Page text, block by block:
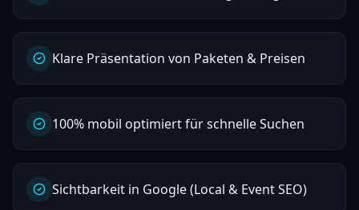
Klare Präsentation von Paketen & Preisen
100% mobil optimiert für schnelle Suchen
Sichtbarkeit in Google (Local & Event SEO)